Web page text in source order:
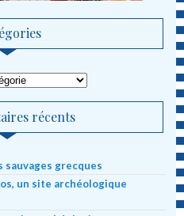
récents
sauvages grecques
un site archéologique